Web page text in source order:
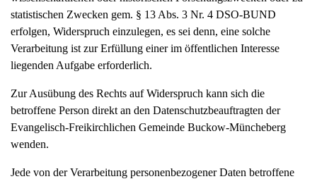
statistischen Zwecken gem. § 13 Abs. 3 Nr. 4 DSO-BUND
erfolgen, Widerspruch einzulegen, es sei denn, eine solche
Verarbeitung ist zur Erfüllung einer im öffentlichen Interesse
liegenden Aufgabe erforderlich.
Zur Ausübung des Rechts auf Widerspruch kann sich die
betroffene Person direkt an den Datenschutzbeauftragten der
Evangelisch-Freikirchlichen Gemeinde Buckow-Müncheberg
wenden.
Jede von der Verarbeitung personenbezogener Daten betroffene